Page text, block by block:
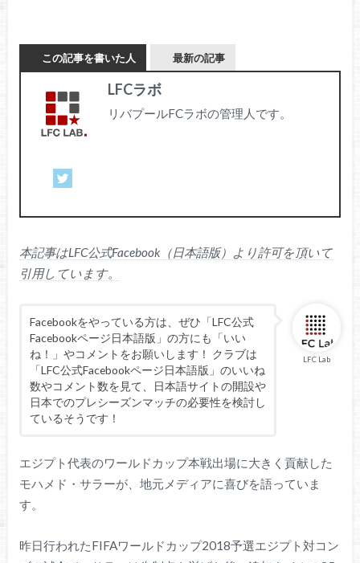
この記事を書いた人 最新の記事
LFCラボ
リバプールFCラボの管理人です。
本記事はLFC公式Facebook（日本語版）より許可を頂いて
引用しています。
LFC Lab
Facebookをやっている方は、ぜひ「LFC公式
Facebookページ日本語版」の方にも「いい
ね！」やコメントをお願いします！ クラブは
「LFC公式Facebookページ日本語版」のいいね
数やコメント数を見て、日本語サイトの開設や
日本でのプレシーズンマッチの必要性を検討し
ているそうです！
エジプト代表のワールドカップ本戦出場に大きく貢献した
モハメド・サラーが、地元メディアに喜びを語っていま
す。
昨日行われたFIFAワールドカップ2018予選エジプト対コン